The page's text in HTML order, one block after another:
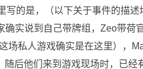
写的是，（以下关于事件的描
实说到自己带牌组，Zeo带荷
场私人游戏确实是在这里），
后他们来到游戏现场时，已经